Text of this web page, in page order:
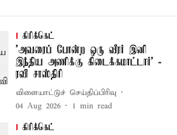
கிரிக்கெட்
’அவரைப் போன்ற ஒரு வீரர் இனி
இந்திய அணிக்கு கிடைக்கமாட்டார்’ -
ரவி சாஸ்திரி
விளையாட்டுச் செய்திப்பிரிவு
04 Aug 2026
1 min read
கிரிக்கெட்